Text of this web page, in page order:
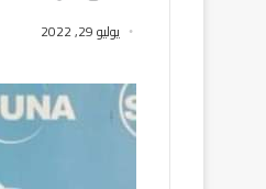
يوليو 29, 2022